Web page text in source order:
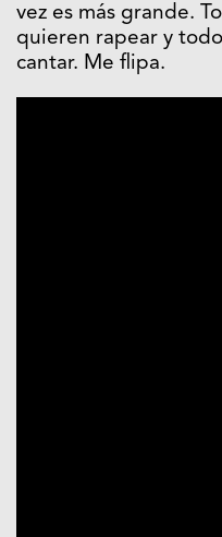
vez es más grande.
quieren rapear y
cantar. Me flipa.